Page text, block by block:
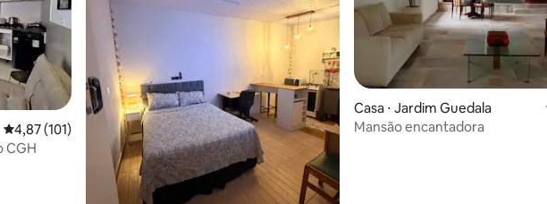
4,87 de uma avaliação média de 5, 101 avaliações
4,87 (101)
CGH
Casa ⋅ Jardim Guedala
Mansão encantadora